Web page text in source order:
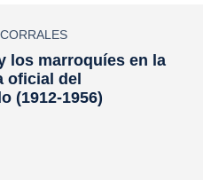
los marroquíes en la
oficial del
(1912-1956)